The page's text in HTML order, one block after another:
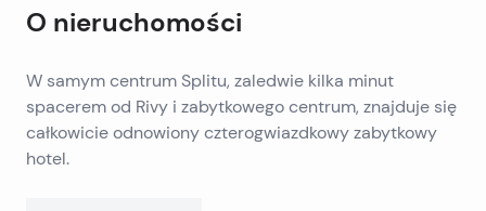
O nieruchomości
W samym centrum Splitu, zaledwie kilka minut
spacerem od Rivy i zabytkowego centrum, znajduje się
całkowicie odnowiony czterogwiazdkowy zabytkowy
hotel.